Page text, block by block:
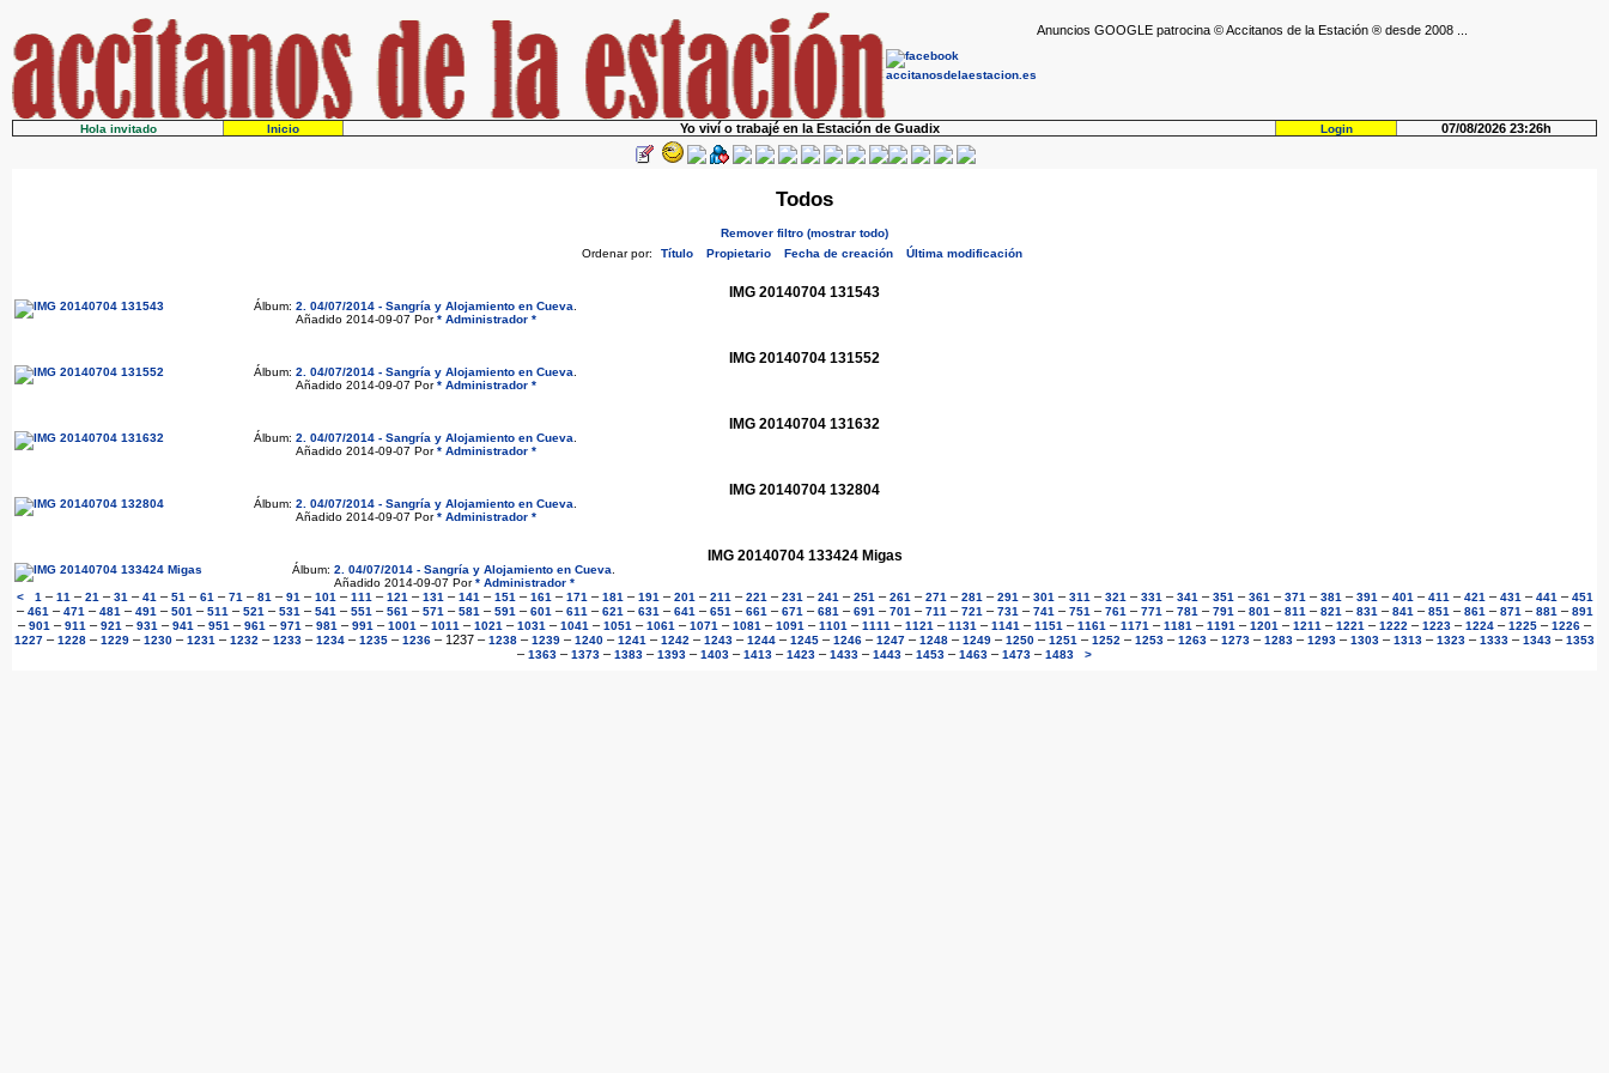
Anuncios GOOGLE patrocina © Accitanos de la Estación ® desde 2008 ...
Hola invitado Inicio Yo viví o trabajé en la Estación de Guadix Login 07/08/2026 23:26h
Todos
Remover filtro (mostrar todo)
Ordenar por:
Título Propietario Fecha de creación Última modificación
IMG 20140704 131543
Álbum: 2. 04/07/2014 - Sangría y Alojamiento en Cueva
Añadido 2014-09-07 Por* Administrador *
IMG 20140704 131552
Álbum: 2. 04/07/2014 - Sangría y Alojamiento en Cueva
Añadido 2014-09-07 Por* Administrador *
IMG 20140704 131632
Álbum: 2. 04/07/2014 - Sangría y Alojamiento en Cueva
Añadido 2014-09-07 Por* Administrador *
IMG 20140704 132804
Álbum: 2. 04/07/2014 - Sangría y Alojamiento en Cueva
Añadido 2014-09-07 Por* Administrador *
IMG 20140704 133424 Migas
Álbum: 2. 04/07/2014 - Sangría y Alojamiento en Cueva
Añadido 2014-09-07 Por* Administrador *
<
1 – 11 – 21 – 31 – 41 – 51 – 61 – 71 – 81 – 91 – 101 – 111 – 121 – 131 – 141 – 151 – 161 – 171 – 181 – 191 – 201 – 211 – 221 – 231 – 241 – 251 – 261 – 271 – 281 – 291 – 301 – 311 – 321 – 331 – 341 – 351 – 361 – 371 – 381 – 391 – 401 – 411 – 421 – 431 – 441 – 451
– 461 – 471 – 481 – 491 – 501 – 511 – 521 – 531 – 541 – 551 – 561 – 571 – 581 – 591 – 601 – 611 – 621 – 631 – 641 – 651 – 661 – 671 – 681 – 691 – 701 – 711 – 721 – 731 – 741 – 751 – 761 – 771 – 781 – 791 – 801 – 811 – 821 – 831 – 841 – 851 – 861 – 871 – 881 – 891
– 901 – 911 – 921 – 931 – 941 – 951 – 961 – 971 – 981 – 991 – 1001 – 1011 – 1021 – 1031 – 1041 – 1051 – 1061 – 1071 – 1081 – 1091 – 1101 – 1111 – 1121 – 1131 – 1141 – 1151 – 1161 – 1171 – 1181 – 1191 – 1201 – 1211 – 1221 – 1222 – 1223 – 1224 – 1225 – 1226 –
1227 – 1228 – 1229 – 1230 – 1231 – 1232 – 1233 – 1234 – 1235 – 1236 – 1237 – 1238 – 1239 – 1240 – 1241 – 1242 – 1243 – 1244 – 1245 – 1246 – 1247 – 1248 – 1249 – 1250 – 1251 – 1252 – 1253 – 1263 – 1273 – 1283 – 1293 – 1303 – 1313 – 1323 – 1333 – 1343 – 1353
– 1363 – 1373 – 1383 – 1393 – 1403 – 1413 – 1423 – 1433 – 1443 – 1453 – 1463 – 1473 – 1483 >